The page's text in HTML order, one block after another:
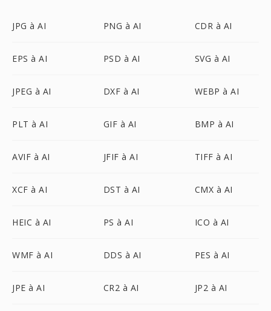
JPG à AI PNG à AI CDR à AI
EPS à AI PSD à AI SVG à AI
JPEG à AI DXF à AI WEBP à AI
PLT à AI GIF à AI BMP à AI
AVIF à AI JFIF à AI TIFF à AI
XCF à AI DST à AI CMX à AI
HEIC à AI PS à AI ICO à AI
WMF à AI DDS à AI PES à AI
JPE à AI CR2 à AI JP2 à AI